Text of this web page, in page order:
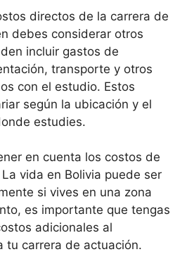
directos de la carrera de
debes considerar otros
incluir gastos de
transporte y otros
con el estudio. Estos
según la ubicación y el
estudies.
en cuenta los costos de
vida en Bolivia puede ser
si vives en una zona
es importante que tengas
adicionales al
tu carrera de actuación.